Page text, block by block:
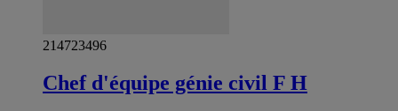
214723496
Chef d'équipe génie civil F H